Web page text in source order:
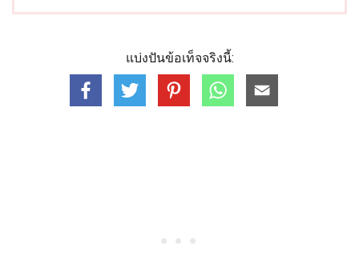
แบ่งปันข้อเท็จจริงนี้: